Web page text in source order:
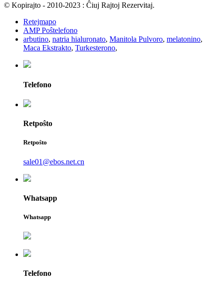
© Kopirajto - 2010-2023 : Ĉiuj Rajtoj Rezervitaj.
Retejmapo
AMP Poŝtelefono
arbutino, natria hialuronato, Manitola Pulvoro, melatonino,
Maca Ekstrakto, Turkesterono,
Telefono
Retpoŝto
Retpoŝto
sale01@ebos.net.cn
Whatsapp
Whatsapp
Telefono